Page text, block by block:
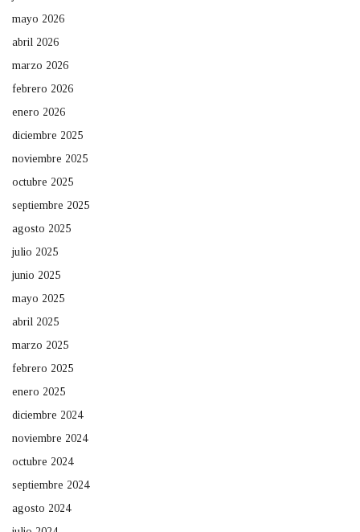
mayo 2026
abril 2026
marzo 2026
febrero 2026
enero 2026
diciembre 2025
noviembre 2025
octubre 2025
septiembre 2025
agosto 2025
julio 2025
junio 2025
mayo 2025
abril 2025
marzo 2025
febrero 2025
enero 2025
diciembre 2024
noviembre 2024
octubre 2024
septiembre 2024
agosto 2024